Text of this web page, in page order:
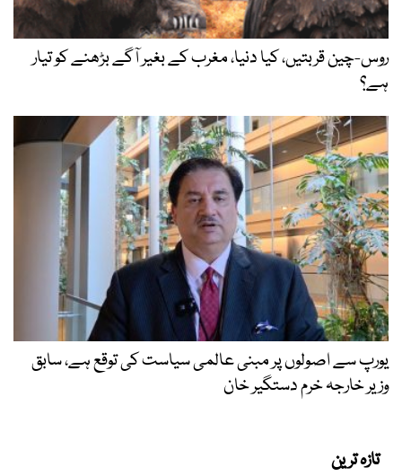
روس-چین قربتیں، کیا دنیا، مغرب کے بغیر آگے بڑھنے کو تیار
ہے؟
یورپ سے اصولوں پر مبنی عالمی سیاست کی توقع ہے، سابق
وزیر خارجہ خرم دستگیر خان
تازہ ترین